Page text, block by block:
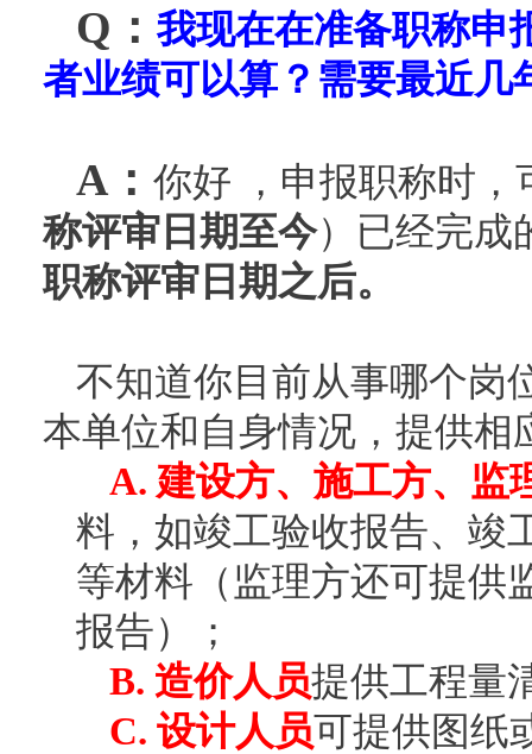
Q ： 我现在在准备职称申
者业绩可以算？需要最近几
A： 你好
，申报职称时
称评审日期至今）已经完成
职称评审日期之后。
不知道你目前从事哪个岗
本单位和自身情况，提供相
A. 建设方、施工方、监
料，如竣工验收报告、竣
等材料（监理方还可提供
报告）；
B. 造价人员提供工程量
C. 设计人员可提供图纸